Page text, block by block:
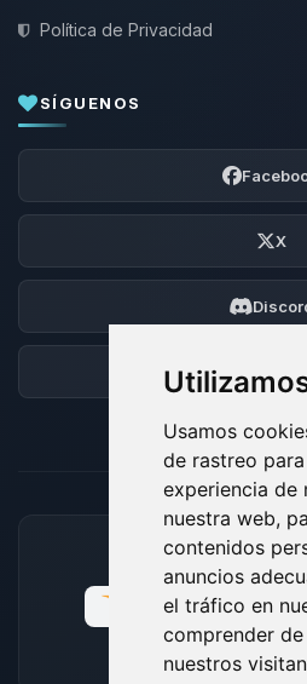
Usamos
de rastreo
experiencia de
nuestra web,
contenidos
anuncios
el tráfico en
comprender
nuestros
Política de Privacidad
SÍGUENOS
X
Foro
MÉTODOS DE